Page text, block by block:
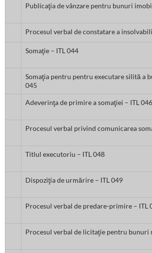
Publicaţia de vânzare pentru bunuri
Procesul verbal de constatare a
Somaţie – ITL 044
Somaţia pentru pentru executare silită a
045
Adeverinţa de primire a somaţiei – ITL 046
Procesul verbal privind comunicarea
Titlul executoriu – ITL 048
Dispoziţia de urmărire – ITL 049
Procesul verbal de predare-primire – ITL
Procesul verbal de licitaţie pentru bunuri